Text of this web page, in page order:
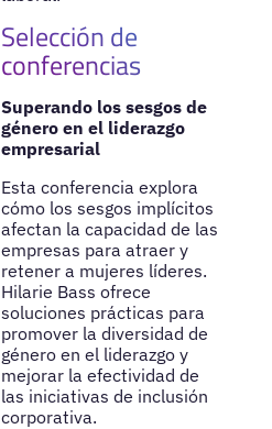
Selección de
conferencias
Superando los sesgos de
género en el liderazgo
empresarial
Esta conferencia explora
cómo los sesgos implícitos
afectan la capacidad de las
empresas para atraer y
retener a mujeres líderes.
Hilarie Bass ofrece
soluciones prácticas para
promover la diversidad de
género en el liderazgo y
mejorar la efectividad de
las iniciativas de inclusión
corporativa.